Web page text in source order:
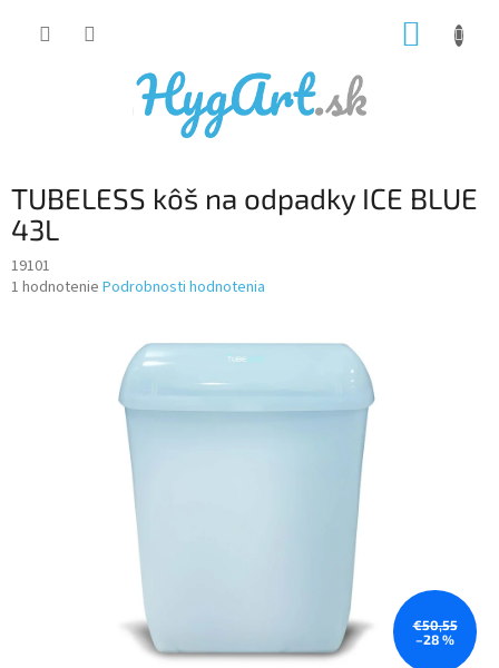
TUBELESS kôš na odpadky ICE BLUE
43L
19101
Priemerné
1 hodnotenie Podrobnosti hodnotenia
€50,55
–28 %